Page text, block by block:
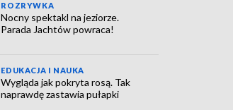
ROZRYWKA
Nocny spektakl na jeziorze.
Parada Jachtów powraca!
EDUKACJA I NAUKA
Wygląda jak pokryta rosą. Tak
naprawdę zastawia pułapki